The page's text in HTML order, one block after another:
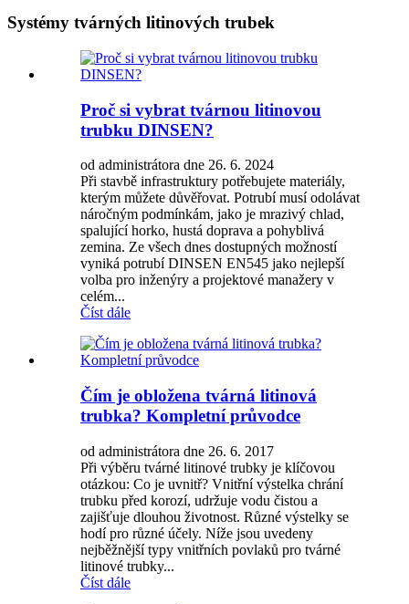
Systémy tvárných litinových trubek
Proč si vybrat tvárnou litinovou
trubku DINSEN?
od administrátora dne 26. 6. 2024
Při stavbě infrastruktury potřebujete materiály,
kterým můžete důvěřovat. Potrubí musí odolávat
náročným podmínkám, jako je mrazivý chlad,
spalující horko, hustá doprava a pohyblivá
zemina. Ze všech dnes dostupných možností
vyniká potrubí DINSEN EN545 jako nejlepší
volba pro inženýry a projektové manažery v
celém...
Číst dále
Čím je obložena tvárná litinová
trubka? Kompletní průvodce
od administrátora dne 26. 6. 2017
Při výběru tvárné litinové trubky je klíčovou
otázkou: Co je uvnitř? Vnitřní výstelka chrání
trubku před korozí, udržuje vodu čistou a
zajišťuje dlouhou životnost. Různé výstelky se
hodí pro různé účely. Níže jsou uvedeny
nejběžnější typy vnitřních povlaků pro tvárné
litinové trubky...
Číst dále